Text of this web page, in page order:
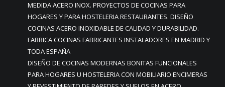
MEDIDA ACERO INOX. PROYECTOS DE COCINAS PARA
HOGARES Y PARA HOSTELERIA RESTAURANTES. DISEÑO
COCINAS ACERO INOXIDABLE DE CALIDAD Y DURABILIDAD.
FABRICA COCINAS FABRICANTES INSTALADORES EN MADRID Y
TODA ESPAÑA
DISEÑO DE COCINAS MODERNAS BONITAS FUNCIONALES
PARA HOGARES U HOSTELERIA CON MOBILIARIO ENCIMERAS